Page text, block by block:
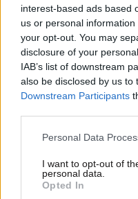
interest-based ads based
us or personal
your opt-out. You may
disclosure of your
IAB’s list of downstream
also be disclosed by us to
Downstream Participants
Please note that this
not limited to your visit or
grant or deny consent to
use your data for below
Personal Data
I want to opt-out of
personal data.
Opted In
ΠΕΡΙΣΣΟΤΕΡΑ